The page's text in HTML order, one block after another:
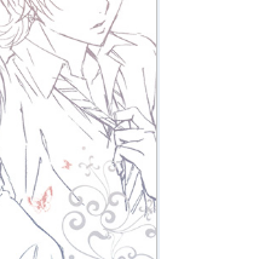
採用情報